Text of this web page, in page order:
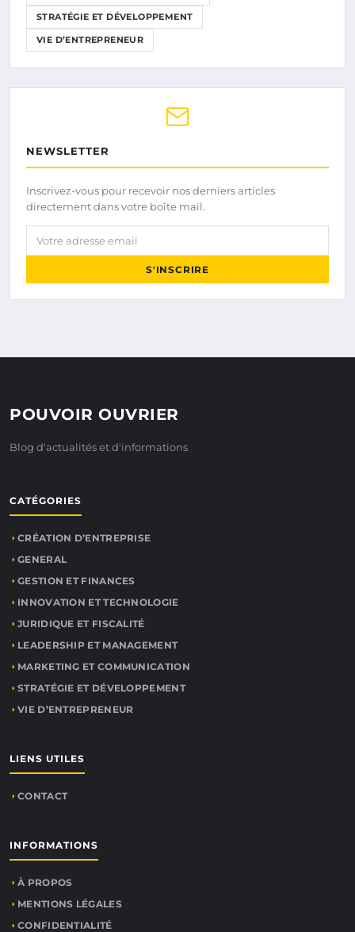
STRATÉGIE ET DÉVELOPPEMENT
VIE D’ENTREPRENEUR
NEWSLETTER
Inscrivez-vous pour recevoir nos derniers articles
directement dans votre boîte mail.
Votre adresse email
S'INSCRIRE
POUVOIR OUVRIER
Blog d'actualités et d'informations
CATÉGORIES
CRÉATION D’ENTREPRISE
GENERAL
GESTION ET FINANCES
INNOVATION ET TECHNOLOGIE
JURIDIQUE ET FISCALITÉ
LEADERSHIP ET MANAGEMENT
MARKETING ET COMMUNICATION
STRATÉGIE ET DÉVELOPPEMENT
VIE D’ENTREPRENEUR
LIENS UTILES
CONTACT
INFORMATIONS
À PROPOS
MENTIONS LÉGALES
CONFIDENTIALITÉ